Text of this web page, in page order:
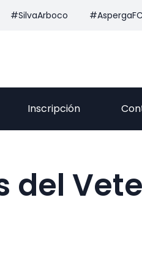
#SilvaArboco #AspergaFC
Inscripción
del